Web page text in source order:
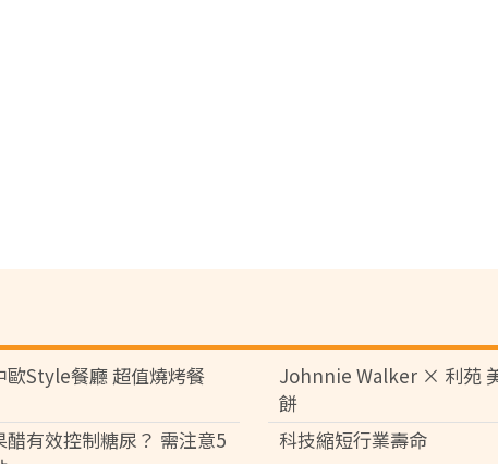
歐Style餐廳 超值燒烤餐
Johnnie Walker × 利苑
餅
醋有效控制糖尿？ 需注意5
科技縮短行業壽命